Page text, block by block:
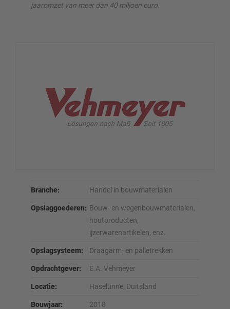
jaaromzet van meer dan 40 miljoen euro.
Branche: Handel in bouwmaterialen
Opslaggoederen: Bouw- en wegenbouwmaterialen,
houtproducten,
ijzerwarenartikelen, enz.
Opslagsysteem: Draagarm- en palletrekken
Opdrachtgever: E.A. Vehmeyer
Locatie: Haselünne, Duitsland
Bouwjaar: 2018